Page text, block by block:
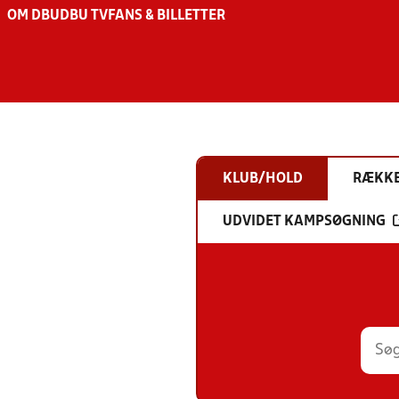
OM DBU DBU TV FANS & BILLETTER
KLUB/HOLD
UDVIDET KAMPSØGNING